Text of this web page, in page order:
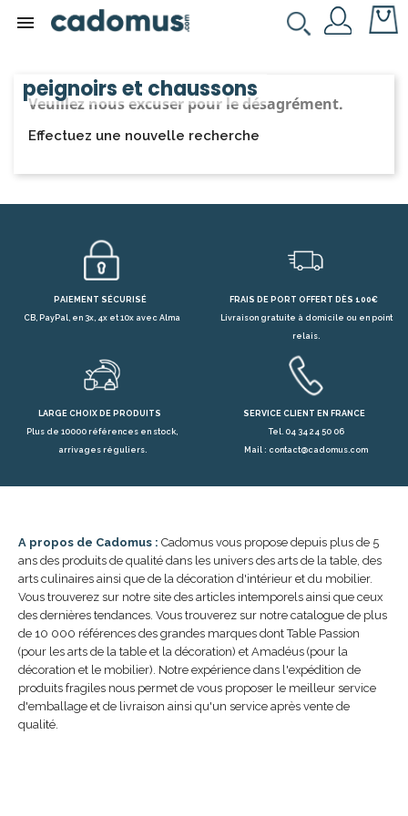

peignoirs et chaussons
Veuillez nous excuser pour le désagrément.
Effectuez une nouvelle recherche
PAIEMENT SÉCURISÉ
CB, PayPal, en 3x, 4x et 10x avec Alma
FRAIS DE PORT OFFERT DÈS 100€
Livraison gratuite à domicile ou en point
relais.
LARGE CHOIX DE PRODUITS
Plus de 10000 références en stock,
arrivages réguliers.
SERVICE CLIENT EN FRANCE
Tel. 04 34 24 50 06
Mail : contact@cadomus.com
A propos de Cadomus : Cadomus vous propose depuis plus de 5
ans des produits de qualité dans les univers des arts de la table, des
arts culinaires ainsi que de la décoration d'intérieur et du mobilier.
Vous trouverez sur notre site des articles intemporels ainsi que ceux
des dernières tendances. Vous trouverez sur notre catalogue de plus
de 10 000 références des grandes marques dont Table Passion
(pour les arts de la table et la décoration) et Amadéus (pour la
décoration et le mobilier). Notre expérience dans l'expédition de
produits fragiles nous permet de vous proposer le meilleur service
d'emballage et de livraison ainsi qu'un service après vente de
qualité.